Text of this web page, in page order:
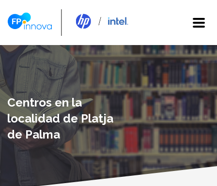
Centros en la
localidad de Platja
de Palma